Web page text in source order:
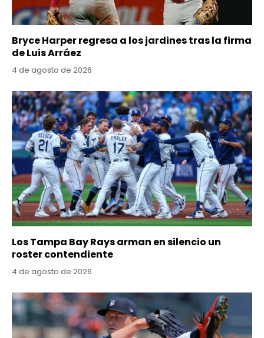
Bryce Harper regresa a los jardines tras la firma
de Luis Arráez
4 de agosto de 2026
Los Tampa Bay Rays arman en silencio un
roster contendiente
4 de agosto de 2026